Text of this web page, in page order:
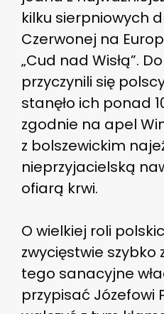
kilku sierpniowych
Czerwonej na
„Cud nad Wisłą”.
przyczynili się
stanęło ich ponad
zgodnie na apel
z bolszewickim
nieprzyjacielską
ofiarą krwi.
O wielkiej roli
zwycięstwie szybko
tego sanacyjne
przypisać Józefowi